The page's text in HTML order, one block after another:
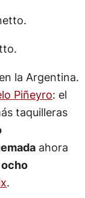
la Argentina.
Piñeyro: el
taquilleras
ocho
.
como